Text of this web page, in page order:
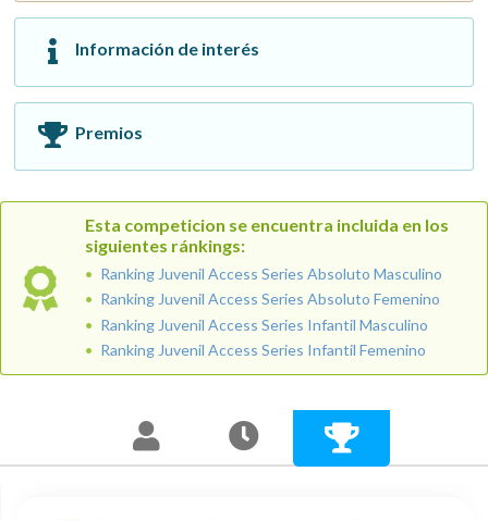
Información de interés
Premios
Esta competicion se encuentra incluida en los
siguientes ránkings:
Ranking Juvenil Access Series Absoluto Masculino
Ranking Juvenil Access Series Absoluto Femenino
Ranking Juvenil Access Series Infantil Masculino
Ranking Juvenil Access Series Infantil Femenino